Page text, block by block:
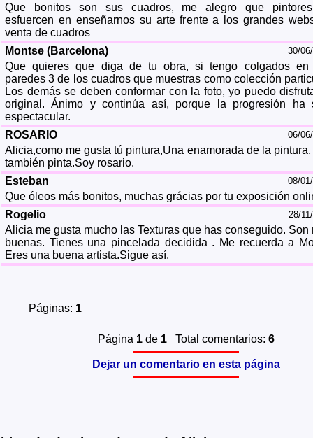
Que bonitos son sus cuadros, me alegro que
esfuercen en enseñarnos su arte frente a los grandes
venta de cuadros
Montse (Barcelona)
30/
Que quieres que diga de tu obra, si tengo colgados en
paredes 3 de los cuadros que muestras como colección
Los demás se deben conformar con la foto, yo puedo
original. Ánimo y continúa así, porque la progresión ha
espectacular.
ROSARIO
06/
Alicia,como me gusta tú pintura,Una enamorada de la
también pinta.Soy rosario.
Esteban
08/
Que óleos más bonitos, muchas grácias por tu exposición
Rogelio
28/
Alicia me gusta mucho las Texturas que has conseguido. Son
buenas. Tienes una pincelada decidida . Me recuerda a
Eres una buena artista.Sigue así.
Páginas: 1
Página 1de 1 Total comentarios: 6
Dejar un comentario en esta página